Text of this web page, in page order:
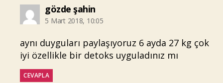
gözde şahindiyorki:
5 Mart 2018, 10:05
aynı duyguları paylaşıyoruz 6 ayda 27 kg çok
iyi özellikle bir detoks uyguladınız mı
CEVAPLA